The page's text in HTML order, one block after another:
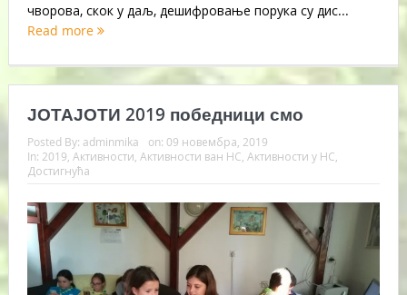
чворова, скок у даљ, дешифровање порука су дис...
Read more
ЈОТАЈОТИ 2019 победници смо
Posted By: adminmika on: 09 новембра, 2019
In: 2019 Активности Активности ван НС Активности у НС
Достигнућа